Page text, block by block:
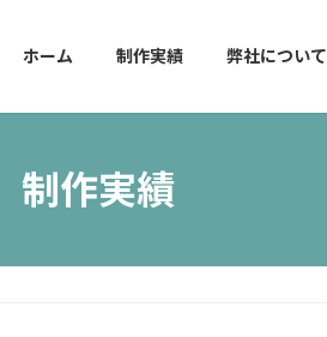
ホーム 制作実績 弊社について
制作実績